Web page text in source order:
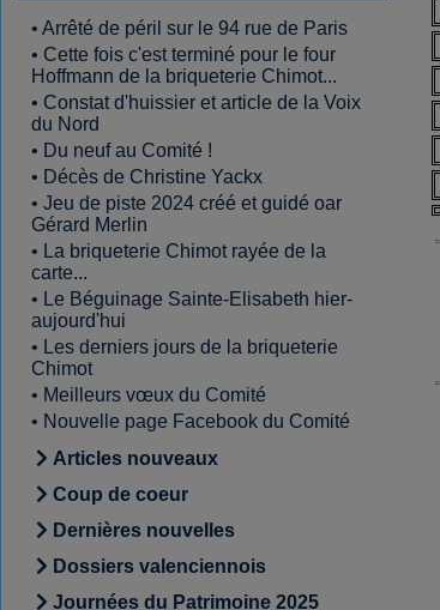
• Arrêté de péril sur le 94 rue de Paris
• Cette fois c'est terminé pour le four
Hoffmann de la briqueterie Chimot...
• Constat d'huissier et article de la Voix
du Nord
• Du neuf au Comité !
• Décès de Christine Yackx
• Jeu de piste 2024 créé et guidé oar
Gérard Merlin
• La briqueterie Chimot rayée de la
carte...
• Le Béguinage Sainte-Elisabeth hier-
aujourd'hui
• Les derniers jours de la briqueterie
Chimot
• Meilleurs vœux du Comité
• Nouvelle page Facebook du Comité
Articles nouveaux
Coup de coeur
Dernières nouvelles
Dossiers valenciennois
Journées du Patrimoine 2025